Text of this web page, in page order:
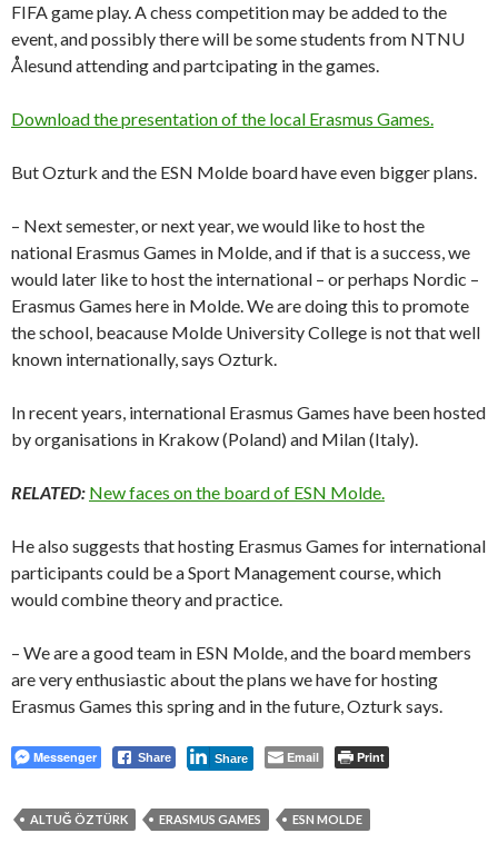
FIFA game play. A chess competition may be added to the
event, and possibly there will be some students from NTNU
Ålesund attending and partcipating in the games.
Download the presentation of the local Erasmus Games.
But Ozturk and the ESN Molde board have even bigger plans.
– Next semester, or next year, we would like to host the
national Erasmus Games in Molde, and if that is a success, we
would later like to host the international – or perhaps Nordic –
Erasmus Games here in Molde. We are doing this to promote
the school, beacause Molde University College is not that well
known internationally, says Ozturk.
In recent years, international Erasmus Games have been hosted
by organisations in Krakow (Poland) and Milan (Italy).
RELATED: New faces on the board of ESN Molde.
He also suggests that hosting Erasmus Games for international
participants could be a Sport Management course, which
would combine theory and practice.
– We are a good team in ESN Molde, and the board members
are very enthusiastic about the plans we have for hosting
Erasmus Games this spring and in the future, Ozturk says.
Messenger Share Share Email Print
ALTUĞ ÖZTÜRK ERASMUS GAMES ESN MOLDE